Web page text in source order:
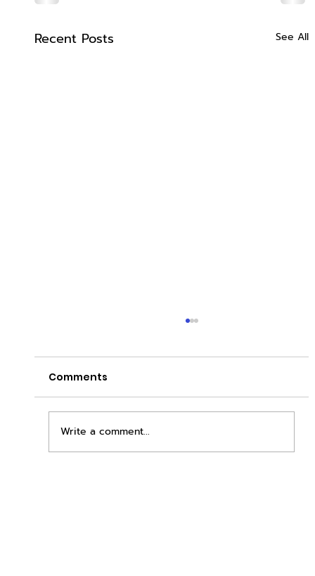
Recent Posts See All
Comments
Write a comment...